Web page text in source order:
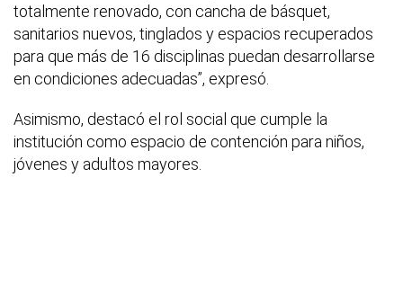
totalmente renovado, con cancha de básquet,
sanitarios nuevos, tinglados y espacios recuperados
para que más de 16 disciplinas puedan desarrollarse
en condiciones adecuadas”, expresó.
Asimismo, destacó el rol social que cumple la
institución como espacio de contención para niños,
jóvenes y adultos mayores.